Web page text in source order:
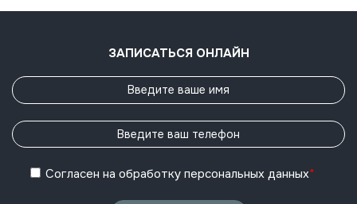
ЗАПИСАТЬСЯ ОНЛАЙН
Согласен на обработку персональных данных*